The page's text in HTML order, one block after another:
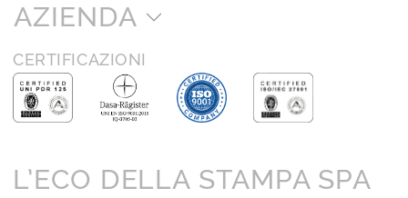
AZIENDA
CERTIFICAZIONI
L’ECO DELLA STAMPA SPA